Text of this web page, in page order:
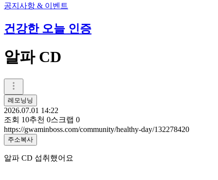
공지사항 & 이벤트
건강한 오늘 인증
알파 CD
레모닝닝
2026.07.01 14:22
조회 10추천 0스크랩 0
https://gwaminboss.com/community/healthy-day/132278420
주소복사
알파 CD 섭취했어요